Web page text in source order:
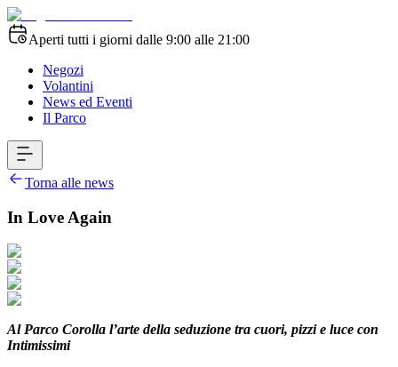
Aperti tutti i giorni dalle 9:00 alle 21:00
Negozi
Volantini
News ed Eventi
Il Parco
Torna alle news
In Love Again
Al Parco Corolla l’arte della seduzione tra cuori, pizzi e luce con
Intimissimi